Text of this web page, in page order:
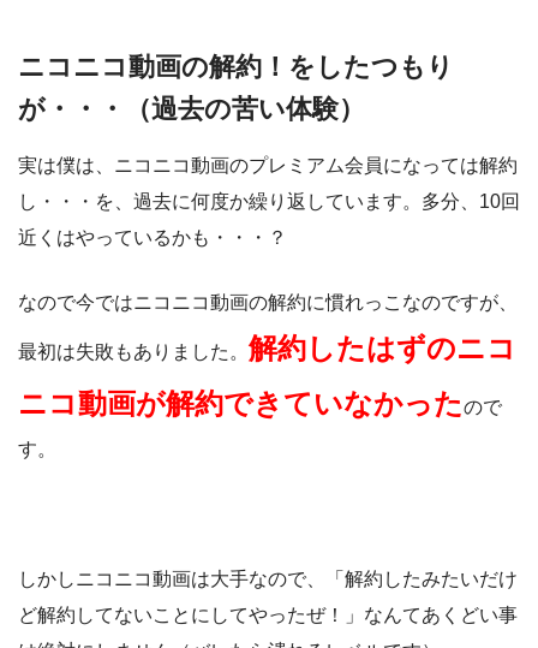
ニコニコ動画の解約！をしたつもり
が・・・（過去の苦い体験）
実は僕は、ニコニコ動画のプレミアム会員になっては解約
し・・・を、過去に何度か繰り返しています。多分、10回
近くはやっているかも・・・？
なので今ではニコニコ動画の解約に慣れっこなのですが、
最初は失敗もありました。 解約したはずのニコ
ニコ動画が解約できていなかったので
す。
しかしニコニコ動画は大手なので、「解約したみたいだけ
ど解約してないことにしてやったぜ！」なんてあくどい事